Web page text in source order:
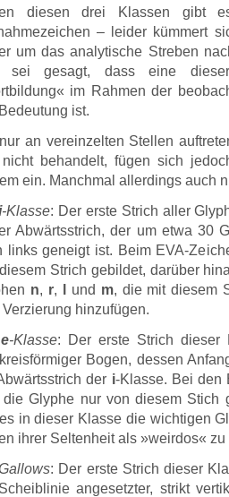
diesen drei Klassen gibt
– leider kümmert
um das analytische Streben
sei gesagt, dass eine
im Rahmen der
ist.
an vereinzelten Stellen
nicht behandelt, fügen sich
ein. Manchmal allerdings auch
-Klasse: Der erste Strich aller
Abwärtsstrich, der um etwa 30
links geneigt ist. Beim EVA-
Strich gebildet, darüber
n, r, und m, die mit diesem
hinzufügen.
e-Klasse: Der erste Strich dieser
Bogen, dessen
der i-Klasse. Bei den
die Glyphe nur von diesem Stich
in dieser Klasse die wichtigen
ihrer Seltenheit als »weirdos«
: Der erste Strich dieser
angesetzter, strikt